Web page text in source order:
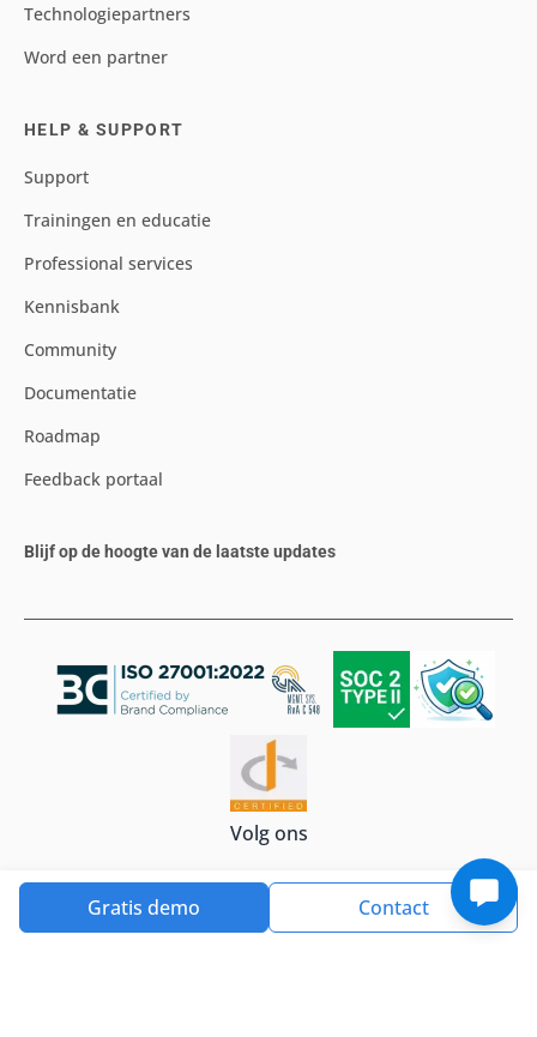
Gratis demo Contact
Technologiepartners
Word een partner
HELP & SUPPORT
Support
Trainingen en educatie
Professional services
Kennisbank
Community
Documentatie
Roadmap
Feedback portaal
Blijf op de hoogte van de laatste updates
Volg ons